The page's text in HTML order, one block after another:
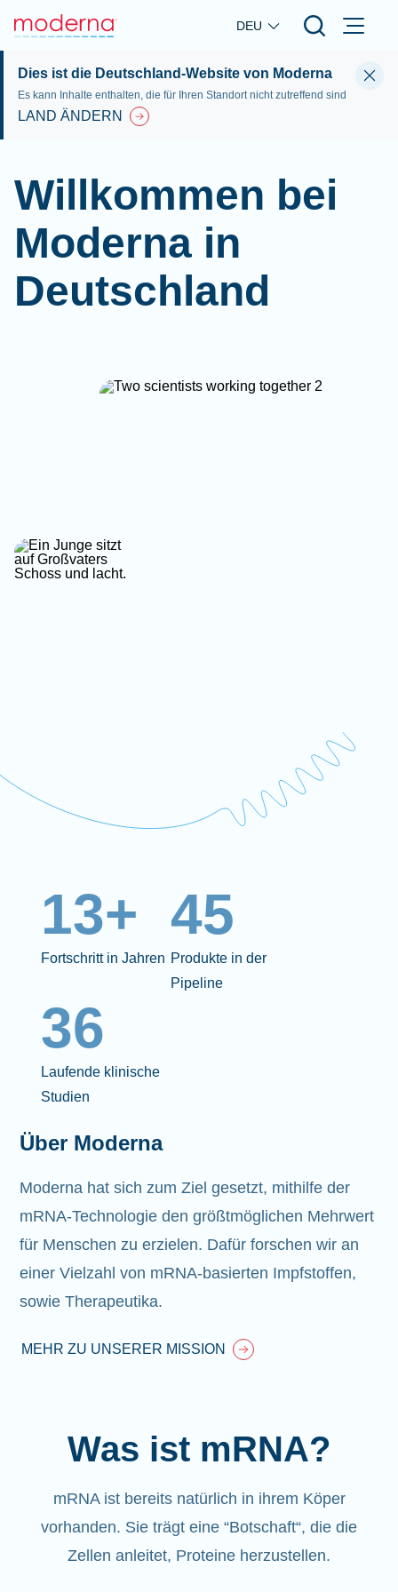
Skip to main content
DEU
Dies ist die Deutschland-Website von Moderna
Es kann Inhalte enthalten, die für Ihren Standort nicht zutreffend sind
LAND ÄNDERN
Willkommen bei
Moderna in
Deutschland
13+
Fortschritt in Jahren
45
Produkte in der
Pipeline
36
Laufende klinische
Studien
Über Moderna
Moderna hat sich zum Ziel gesetzt, mithilfe der
mRNA-Technologie den größtmöglichen Mehrwert
für Menschen zu erzielen. Dafür forschen wir an
einer Vielzahl von mRNA-basierten Impfstoffen,
sowie Therapeutika.
MEHR ZU UNSERER MISSION
Was ist mRNA?
mRNA ist bereits natürlich in ihrem Köper
vorhanden. Sie trägt eine “Botschaft“, die die
Zellen anleitet, Proteine herzustellen.